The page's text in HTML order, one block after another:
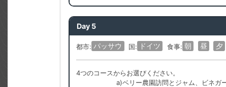
Day 5
都市: パッサウ 国: ドイツ 食事: 朝 昼 夕
4つのコースからお選びください。
a)ベリー農園訪問とジャム、ビネガ